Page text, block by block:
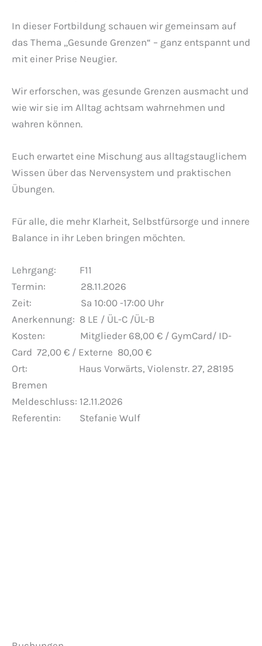
In dieser Fortbildung schauen wir gemeinsam auf
das Thema „Gesunde Grenzen“ – ganz entspannt und
mit einer Prise Neugier.
Wir erforschen, was gesunde Grenzen ausmacht und
wie wir sie im Alltag achtsam wahrnehmen und
wahren können.
Euch erwartet eine Mischung aus alltagstauglichem
Wissen über das Nervensystem und praktischen
Übungen.
Für alle, die mehr Klarheit, Selbstfürsorge und innere
Balance in ihr Leben bringen möchten.
Lehrgang: F11
Termin: 28.11.2026
Zeit: Sa 10:00 -17:00 Uhr
Anerkennung: 8 LE / ÜL-C /ÜL-B
Kosten: Mitglieder 68,00 € / GymCard/ ID-
Card 72,00 € / Externe 80,00 €
Ort: Haus Vorwärts, Violenstr. 27, 28195
Bremen
Meldeschluss: 12.11.2026
Referentin: Stefanie Wulf